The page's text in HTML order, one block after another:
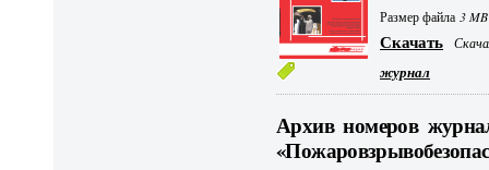
Размер файла3 MB
Скачать
журнал
Архив номеров